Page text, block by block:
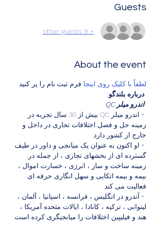
Guests
+ 9 other guests
About the event
لطفاً با کلیک روی اینجا فرم ثبت نام را پر کنید
درباره بلندگو:
اندرو میلر QC
• اندرو میلر QC بیش از 30 سال تجربه در
زمینه حل و فصل اختلافات تجاری در داخل و
خارج از کشور دارد.
• او اکنون به عنوان یک میانجی و داور در طیف
گسترده ای از بخشهای تجاری ، از جمله در
زمینه ساخت و ساز ، انرژی ، خسارت اموال ،
بیمه و بیمه اتکایی و سهل انگاری حرفه ای
فعالیت می کند.
• آندرو در انگلیس ، فرانسه ، اسپانیا ، آلمان ،
لیتوانی ، ترکیه ، کانادا ، ایالات متحده آمریکا ،
هند و فیلیپین اختلافات را میانجیگری کرده است.